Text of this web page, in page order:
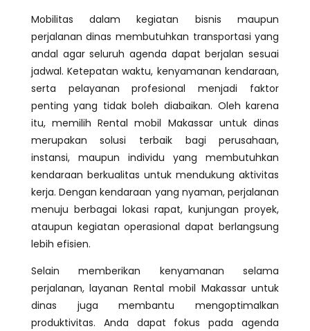
Mobilitas dalam kegiatan bisnis maupun
perjalanan dinas membutuhkan transportasi yang
andal agar seluruh agenda dapat berjalan sesuai
jadwal. Ketepatan waktu, kenyamanan kendaraan,
serta pelayanan profesional menjadi faktor
penting yang tidak boleh diabaikan. Oleh karena
itu, memilih Rental mobil Makassar untuk dinas
merupakan solusi terbaik bagi perusahaan,
instansi, maupun individu yang membutuhkan
kendaraan berkualitas untuk mendukung aktivitas
kerja. Dengan kendaraan yang nyaman, perjalanan
menuju berbagai lokasi rapat, kunjungan proyek,
ataupun kegiatan operasional dapat berlangsung
lebih efisien.
Selain memberikan kenyamanan selama
perjalanan, layanan Rental mobil Makassar untuk
dinas juga membantu mengoptimalkan
produktivitas. Anda dapat fokus pada agenda